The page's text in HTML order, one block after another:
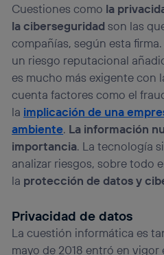
Cuestiones como la
la ciberseguridadson las
compañías, según esta
un riesgo reputacional
es mucho más exigente con
cuenta factores como el
la implicación de una
ambiente. La información
importancia. La tecnología
analizar riesgos, sobre todo
la protección de datos y
Privacidad de datos
La cuestión informática es
mayo de 2018 entró en vigor